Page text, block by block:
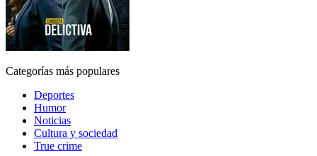
Categorías más populares
Deportes
Humor
Noticias
Cultura y sociedad
True crime